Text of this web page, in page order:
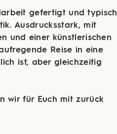
gefertigt und typisch
Ausdrucksstark, mit
und einer künstlerischen
Reise in eine
ist, aber gleichzeitig
wir für Euch mit zurück